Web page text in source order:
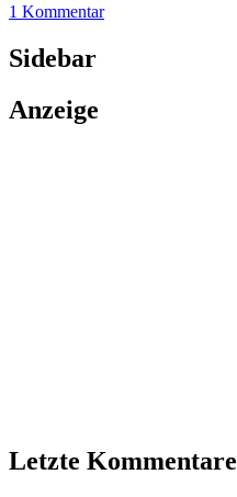
1 Kommentar
Sidebar
Anzeige
Letzte Kommentare